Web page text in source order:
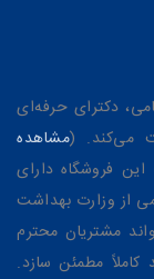
دکترای حرفه‌ای
مشاهده
فروشگاه دارای
از وزارت بهداشت
مشتریان محترم
مطمئن سازد.